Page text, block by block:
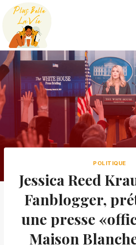
Skip
content
POLITIQUE
Jessica Reed
Fanblogger,
une presse
Maison